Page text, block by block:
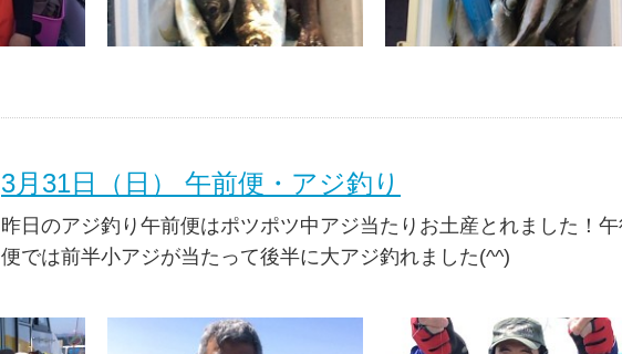
3月31日（日） 午前便・アジ釣り
昨日のアジ釣り午前便はポツポツ中アジ当たりお土産とれました！
便では前半小アジが当たって後半に大アジ釣れました(^^)